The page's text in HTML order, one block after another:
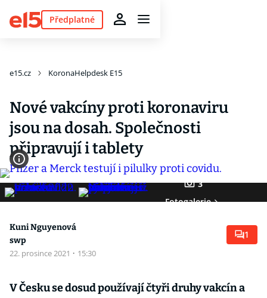
Předplatné
e15.cz KoronaHelpdesk E15
Nové vakcíny proti koronaviru
jsou na dosah. Společnosti
připravují i tablety
3
Fotogalerie
Kuni Nguyenová
swp
22. prosince 2021 · 15:30
1
V Česku se dosud používají čtyři druhy vakcín a